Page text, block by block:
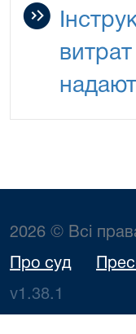
2026 © Всі
Про суд
v1.38.1